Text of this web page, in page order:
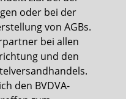
oder bei der
von AGBs.
bei allen
und den
den BVDVA-